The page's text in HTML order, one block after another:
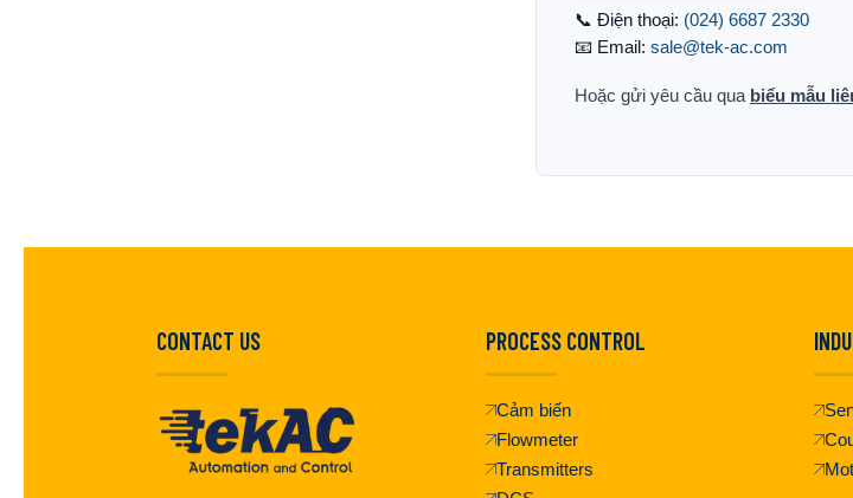
📞 Điện thoại: (024) 6687 2330
📧 Email: sale@tek-ac.com
Hoặc gửi yêu cầu qua biểu mẫu
CONTACT US PROCESS CONTROL
Cảm biến
Flowmeter
Transmitters